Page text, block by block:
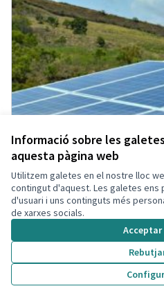
Informació sobre les
aquesta pàgina web
Utilitzem galetes en el nostre lloc
contingut d'aquest. Les galetes
d'usuari i uns continguts més
de xarxes socials.
Energies Renovables